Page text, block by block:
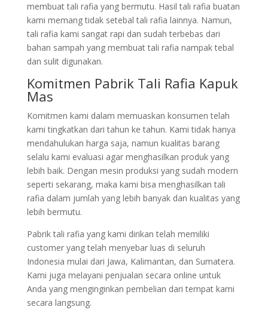
membuat tali rafia yang bermutu. Hasil tali rafia buatan
kami memang tidak setebal tali rafia lainnya. Namun,
tali rafia kami sangat rapi dan sudah terbebas dari
bahan sampah yang membuat tali rafia nampak tebal
dan sulit digunakan.
Komitmen Pabrik Tali Rafia Kapuk
Mas
Komitmen kami dalam memuaskan konsumen telah
kami tingkatkan dari tahun ke tahun. Kami tidak hanya
mendahulukan harga saja, namun kualitas barang
selalu kami evaluasi agar menghasilkan produk yang
lebih baik. Dengan mesin produksi yang sudah modern
seperti sekarang, maka kami bisa menghasilkan tali
rafia dalam jumlah yang lebih banyak dan kualitas yang
lebih bermutu.
Pabrik tali rafia yang kami dirikan telah memiliki
customer yang telah menyebar luas di seluruh
Indonesia mulai dari Jawa, Kalimantan, dan Sumatera.
Kami juga melayani penjualan secara online untuk
Anda yang menginginkan pembelian dari tempat kami
secara langsung.